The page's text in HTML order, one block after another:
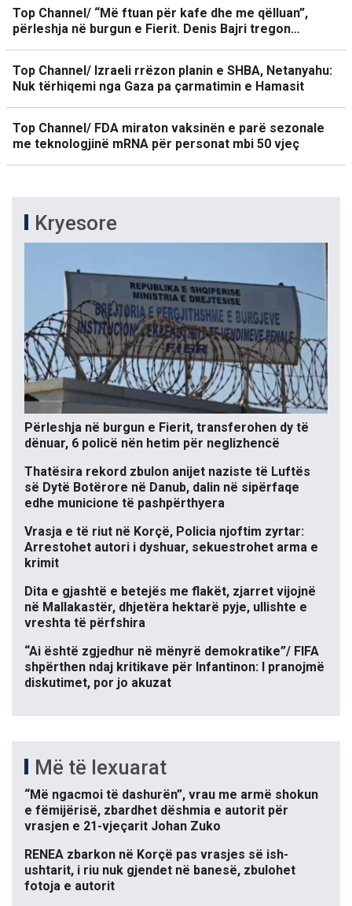
Top Channel/ “Më ftuan për kafe dhe me qëlluan”,
përleshja në burgun e Fierit. Denis Bajri tregon…
Top Channel/ Izraeli rrëzon planin e SHBA, Netanyahu:
Nuk tërhiqemi nga Gaza pa çarmatimin e Hamasit
Top Channel/ FDA miraton vaksinën e parë sezonale
me teknologjinë mRNA për personat mbi 50 vjeç
Kryesore
Përleshja në burgun e Fierit, transferohen dy të
dënuar, 6 policë nën hetim për neglizhencë
Thatësira rekord zbulon anijet naziste të Luftës
së Dytë Botërore në Danub, dalin në sipërfaqe
edhe municione të pashpërthyera
Vrasja e të riut në Korçë, Policia njoftim zyrtar:
Arrestohet autori i dyshuar, sekuestrohet arma e
krimit
Dita e gjashtë e betejës me flakët, zjarret vijojnë
në Mallakastër, dhjetëra hektarë pyje, ullishte e
vreshta të përfshira
“Ai është zgjedhur në mënyrë demokratike”/ FIFA
shpërthen ndaj kritikave për Infantinon: I pranojmë
diskutimet, por jo akuzat
Më të lexuarat
“Më ngacmoi të dashurën”, vrau me armë shokun
e fëmijërisë, zbardhet dëshmia e autorit për
vrasjen e 21-vjeçarit Johan Zuko
RENEA zbarkon në Korçë pas vrasjes së ish-
ushtarit, i riu nuk gjendet në banesë, zbulohet
fotoja e autorit